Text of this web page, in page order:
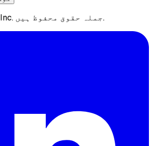
© 2026 Naoma AI Inc. جملہ حقوق محفوظ ہیں.